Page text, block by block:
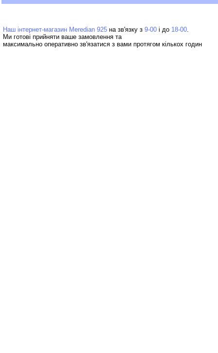
Наш інтернет-магазин Meredian 925 на зв'язку з 9-00 і до 18-00
Ми готові прийняти ваше замовлення та
максимально оперативно зв'язатися з вами протягом кількох годин